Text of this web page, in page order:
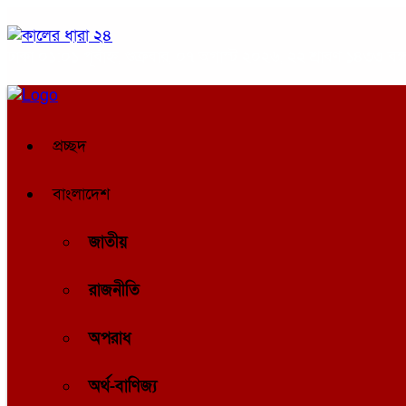
প্রচ্ছদ
বাংলাদেশ
জাতীয়
রাজনীতি
অপরাধ
অর্থ-বাণিজ্য